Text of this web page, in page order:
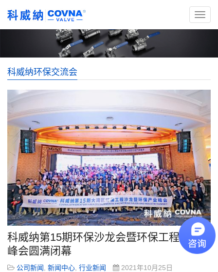
科威纳环保交流会
科威纳第15期环保沙龙会暨环保工程技术
峰会圆满闭幕
公司新闻 新闻中心 行业新闻 2021年10月25日